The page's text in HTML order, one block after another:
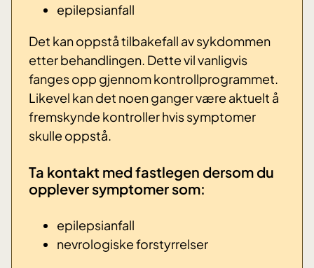
epilepsianfall
Det kan oppstå tilbakefall av sykdommen
etter behandlingen. Dette vil vanligvis
fanges opp gjennom kontrollprogrammet.
Likevel kan det noen ganger være aktuelt å
fremskynde kontroller hvis symptomer
skulle oppstå.
Ta kontakt med fastlegen dersom du
opplever symptomer som:
epilepsianfall
nevrologiske forstyrrelser